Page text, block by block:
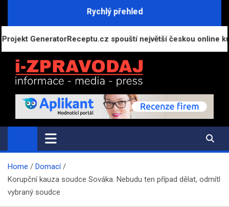
Rychlý přehled
spouští největší českou online kuchařku
i-ZPRAVODAJ.CZ
Přehled zpráv, novinek a zajímavostí
Home
Domací
Korupční kauza soudce Sováka. Nebudu ten případ dělat, odmítl
vybraný soudce